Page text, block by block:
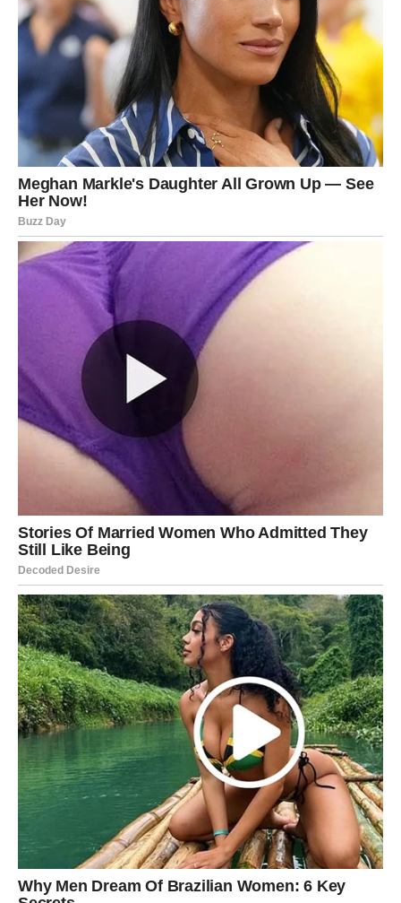
Jedna osoba sada često razmišlja o vama i o onome što je
izgubila.
Neko se iskreno kaje
Pred vama su veoma posebni trenuci.
VAGA
Zvijezde vam donose veoma emotivan period.
Bivši partner sada ne može sakriti da još uvijek osjeća
nešto prema vama.
Ljubav iz prošlosti nije završena
Pred vama su trenuci koje ćete dugo pamtiti.
ŠKORPIJA
Pred vama je neočekivan susret ili poruka koja budi stare
emocije.
Jedna osoba nikada nije uspjela zaboraviti vašu energiju i
ljubav.
Strast iz prošlosti ponovo se vraća
Pred vama su veoma intenzivni trenuci.